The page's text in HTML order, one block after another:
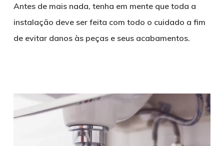
Antes de mais nada, tenha em mente que toda a
instalação deve ser feita com todo o cuidado a fim
de evitar danos às peças e seus acabamentos.